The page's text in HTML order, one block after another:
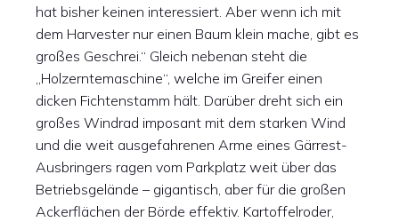
hat bisher keinen interessiert. Aber wenn ich mit
dem Harvester nur einen Baum klein mache, gibt es
großes Geschrei.“ Gleich nebenan steht die
„Holzerntemaschine“, welche im Greifer einen
dicken Fichtenstamm hält. Darüber dreht sich ein
großes Windrad imposant mit dem starken Wind
und die weit ausgefahrenen Arme eines Gärrest-
Ausbringers ragen vom Parkplatz weit über das
Betriebsgelände – gigantisch, aber für die großen
Ackerflächen der Börde effektiv. Kartoffelroder,